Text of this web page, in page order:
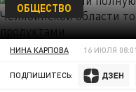
ОБЩЕСТВО
НИНА КАРПОВА 16 ИЮЛЯ 08:01
ПОДПИШИТЕСЬ: